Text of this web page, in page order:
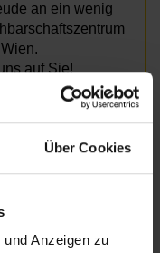
Über Cookies
Anzeigen zu
an ein wenig
auf Sie!